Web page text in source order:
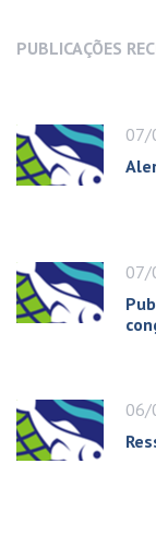
PUBLICAÇÕES
07/
07/
06/